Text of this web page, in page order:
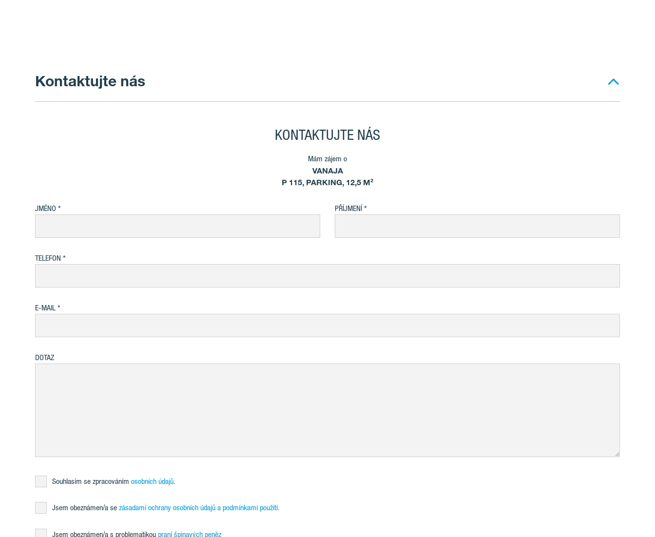
Kontaktujte nás
KONTAKTUJTE NÁS
Mám zájem o
VANAJA
P 115, PARKING, 12,5 M²
JMÉNO PŘÍJMENÍ
TELEFON
E-MAIL
DOTAZ
Souhlasím se zpracováním osobních údajů.
Jsem obeznámen/a se zásadami ochrany osobních údajů a podmínkami použití.
Jsem obeznámen/a s problematikou praní špinavých peněz